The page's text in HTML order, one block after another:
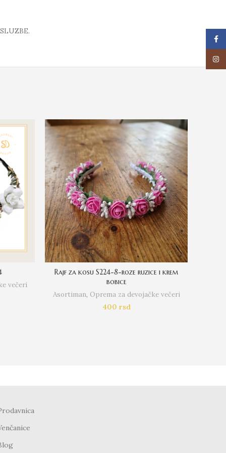
večeri
Rajf za kosu S224-8-roze ruzice i krem
bobice
Asortiman, Oprema za devojačke večeri
400 rsd